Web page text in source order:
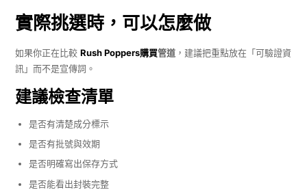
實際挑選時，可以怎麼做
如果你正在比較 Rush Poppers購買管道，建議把重點放在「可驗證資
訊」而不是宣傳詞。
建議檢查清單
是否有清楚成分標示
是否有批號與效期
是否明確寫出保存方式
是否能看出封裝完整